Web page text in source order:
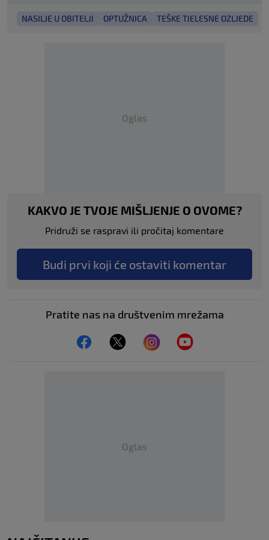
NASILJE U OBITELJI OPTUŽNICA TEŠKE TJELESNE OZLJEDE
Oglas
KAKVO JE TVOJE MIŠLJENJE O OVOME?
Pridruži se raspravi ili pročitaj komentare
Budi prvi koji će ostaviti komentar
Pratite nas na društvenim mrežama
Oglas